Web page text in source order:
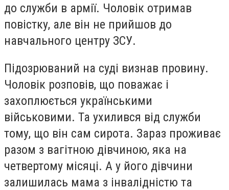
до служби в армії. Чоловік отримав
повістку, але він не прийшов до
навчального центру ЗСУ.
Підозрюваний на суді визнав провину.
Чоловік розповів, що поважає і
захоплюється українськими
військовими. Та ухилився від служби
тому, що він сам сирота. Зараз проживає
разом з вагітною дівчиною, яка на
четвертому місяці. А у його дівчини
залишилась мама з інвалідністю та